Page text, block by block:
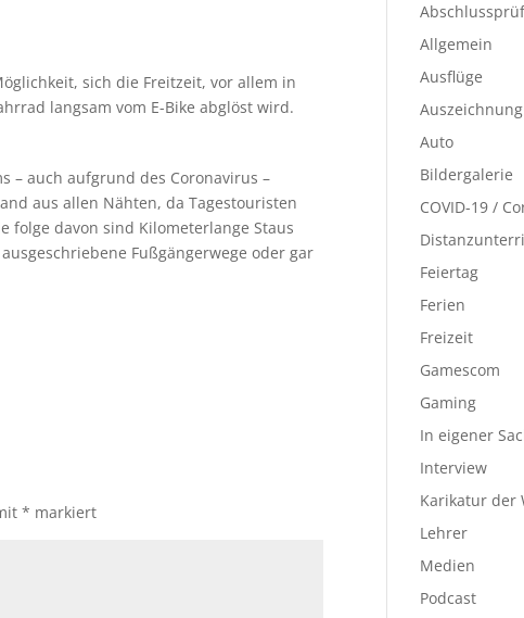
sich die Freitzeit, vor allem in
langsam vom E-Bike abglöst wird.
– auch aufgrund des Coronavirus –
aus allen Nähten, da Tagestouristen
folge davon sind Kilometerlange Staus
Fußgängerwege oder gar
* markiert
Allgemein
Ausflüge
Auszeichnung
Auto
Bildergalerie
COVID-19 /
Feiertag
Ferien
Freizeit
Gamescom
Gaming
In eigener
Interview
Karikatur der
Lehrer
Medien
Podcast